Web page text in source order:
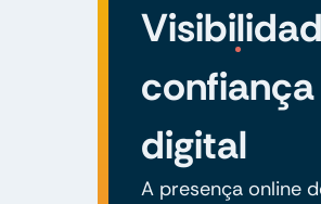
digital
A presença online